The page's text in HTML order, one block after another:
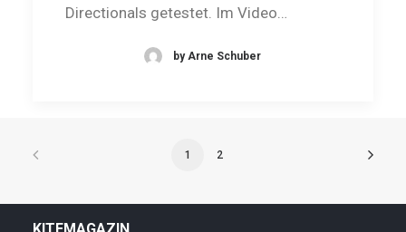
Directionals getestet. Im Video…
by Arne Schuber
1 2